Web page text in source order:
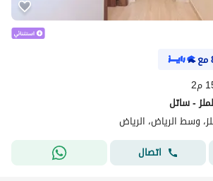
مع
- ساتل
وسط الرياض، الرياض
اتصال